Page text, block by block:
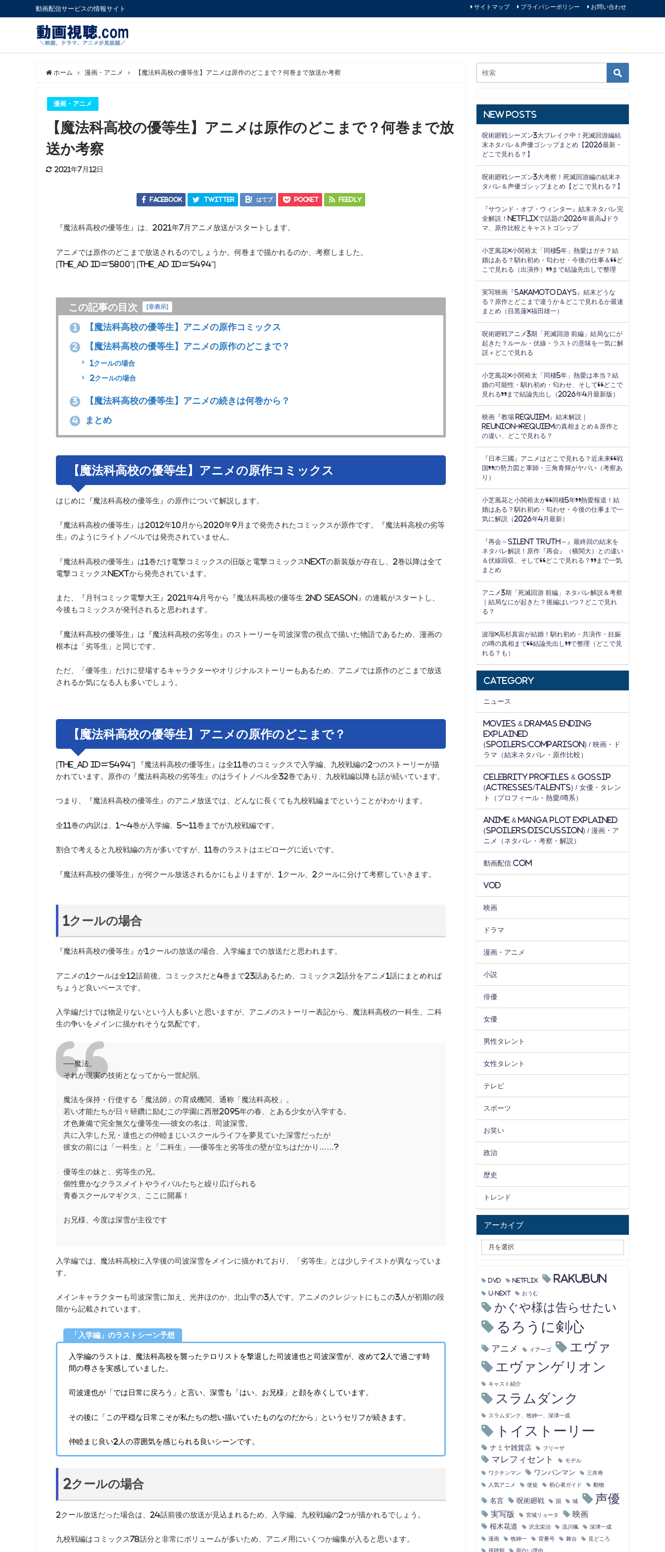
動画配信サービスの情報サイト サイトマップ プライバシーポリシー お問い合わせ
ホーム 漫画・アニメ 【魔法科高校の優等生】アニメは原作のどこまで？何巻まで放送か考察
漫画・アニメ
【魔法科高校の優等生】アニメは原作のどこまで？何巻まで放
送か考察
2021年7月12日
Facebook Twitter はてブ Pocket Feedly
『魔法科高校の優等生』は、2021年7月アニメ放送がスタートします。
アニメでは原作のどこまで放送されるのでしょうか。何巻まで描かれるのか、考察しました。
[the_ad id="5800"] [the_ad id="5494"]
この記事の目次 [非表示]
1 【魔法科高校の優等生】アニメの原作コミックス
2 【魔法科高校の優等生】アニメの原作のどこまで？
1クールの場合
2クールの場合
3 【魔法科高校の優等生】アニメの続きは何巻から？
4 まとめ
【魔法科高校の優等生】アニメの原作コミックス
はじめに『魔法科高校の優等生』の原作について解説します。
『魔法科高校の優等生』は2012年10月から2020年9月まで発売されたコミックスが原作です。『魔法科高校の劣等
生』のようにライトノベルでは発売されていません。
『魔法科高校の優等生』は1巻だけ電撃コミックスの旧版と電撃コミックスNEXTの新装版が存在し、2巻以降は全て
電撃コミックスNEXTから発売されています。
また、『月刊コミック電撃大王』2021年4月号から『魔法科高校の優等生 2nd Season』の連載がスタートし、
今後もコミックスが発刊されると思われます。
『魔法科高校の優等生』は『魔法科高校の劣等生』のストーリーを司波深雪の視点で描いた物語であるため、漫画の
根本は「劣等生」と同じです。
ただ、「優等生」だけに登場するキャラクターやオリジナルストーリーもあるため、アニメでは原作のどこまで放送
されるか気になる人も多いでしょう。
【魔法科高校の優等生】アニメの原作のどこまで？
[the_ad id="5494"] 『魔法科高校の優等生』は全11巻のコミックスで入学編、九校戦編の2つのストーリーが描
かれています。原作の『魔法科高校の劣等生』のはライトノベル全32巻であり、九校戦編以降も話が続いています。
つまり、『魔法科高校の優等生』のアニメ放送では、どんなに長くても九校戦編までということがわかります。
全11巻の内訳は、1〜4巻が入学編、5〜11巻までが九校戦編です。
割合で考えると九校戦編の方が多いですが、11巻のラストはエピローグに近いです。
『魔法科高校の優等生』が何クール放送されるかにもよりますが、1クール、2クールに分けて考察していきます。
1クールの場合
『魔法科高校の優等生』が1クールの放送の場合、入学編までの放送だと思われます。
アニメの1クールは全12話前後。コミックスだと4巻まで23話あるため、コミックス2話分をアニメ1話にまとめれば
ちょうど良いペースです。
入学編だけでは物足りないという人も多いと思いますが、アニメのストーリー表記から、魔法科高校の一科生、二科
生の争いをメインに描かれそうな気配です。
──魔法。
それが現実の技術となってから一世紀弱。
魔法を保持・行使する「魔法師」の育成機関、通称「魔法科高校」。
若い才能たちが日々研鑽に励むこの学園に西暦2095年の春、とある少女が入学する。
才色兼備で完全無欠な優等生──彼女の名は、司波深雪。
共に入学した兄・達也との仲睦まじいスクールライフを夢見ていた深雪だったが
彼女の前には「一科生」と「二科生」──優等生と劣等生の壁が立ちはだかり……?
優等生の妹と、劣等生の兄。
個性豊かなクラスメイトやライバルたちと繰り広げられる
青春スクールマギクス、ここに開幕！
お兄様、今度は深雪が主役です
入学編では、魔法科高校に入学後の司波深雪をメインに描かれており、「劣等生」とは少しテイストが異なっていま
す。
メインキャラクターも司波深雪に加え、光井ほのか、北山雫の3人です。アニメのクレジットにもこの3人が初期の段
階から記載されています。
「入学編」のラストシーン予想
入学編のラストは、魔法科高校を襲ったテロリストを撃退した司波達也と司波深雪が、改めて2人で過ごす時
間の尊さを実感していました。
司波達也が「では日常に戻ろう」と言い、深雪も「はい、お兄様」と顔を赤くしています。
その後に「この平穏な日常こそが私たちの想い描いていたものなのだから」というセリフが続きます。
仲睦まじ良い2人の雰囲気を感じられる良いシーンです。
2クールの場合
2クール放送だった場合は、24話前後の放送が見込まれるため、入学編、九校戦編の2つが描かれるでしょう。
九校戦編はコミックス78話分と非常にボリュームが多いため、アニメ用にいくつか編集が入ると思います。
New Posts
呪術廻戦シーズン3大ブレイク中！死滅回游編結
末ネタバレ＆声優ゴシップまとめ【2026最新・
どこで見れる？】
呪術廻戦シーズン3大考察！死滅回游編の結末ネ
タバレ＆声優ゴシップまとめ【どこで見れる？】
『サウンド・オブ・ウィンター』結末ネタバレ完
全解説！Netflixで話題の2026年最高Jドラ
マ、原作比較とキャストゴシップ
小芝風花×小関裕太「同棲5年」熱愛はガチ？結
婚はある？馴れ初め・匂わせ・今後の仕事＆“ど
こで見れる（出演作）”まで結論先出しで整理
実写映画『SAKAMOTO DAYS』結末どうな
る？原作とどこまで違うか＆どこで見れるか最速
まとめ（目黒蓮×福田雄一）
呪術廻戦アニメ3期「死滅回游 前編」結局なにが
起きた？ルール・伏線・ラストの意味を一気に解
説＋どこで見れる
小芝風花×小関裕太「同棲5年」熱愛は本当？結
婚の可能性・馴れ初め・匂わせ、そして“どこで
見れる”まで結論先出し（2026年4月最新版）
映画『教場 Requiem』結末解説｜
Reunion→Requiemの真相まとめ＆原作と
の違い、どこで見れる？
『日本三國』アニメはどこで見れる？近未来“戦
国”の勢力図と軍師・三角青輝がヤバい（考察あ
り）
小芝風花と小関裕太が“同棲5年”熱愛報道！結
婚はある？馴れ初め・匂わせ・今後の仕事まで一
気に解説（2026年4月最新）
『再会～Silent Truth～』最終回の結末を
ネタバレ解説！原作『再会』（横関大）との違い
＆伏線回収、そして“どこで見れる？”まで一気
まとめ
アニメ3期「死滅回游 前編」ネタバレ解説＆考察
｜結局なにが起きた？後編はいつ？どこで見れ
る？
波瑠×高杉真宙が結婚！馴れ初め・共演作・妊娠
の噂の真相まで“結論先出し”で整理（どこで見
れる？も）
Category
ニュース
Movies & Dramas Ending
Explained
(Spoilers/Comparison) / 映画・ド
ラマ（結末ネタバレ・原作比較）
Celebrity Profiles & Gossip
(Actresses/Talents) / 女優・タレン
ト（プロフィール・熱愛/噂系）
Anime & Manga Plot Explained
(Spoilers/Discussion) / 漫画・ア
ニメ（ネタバレ・考察・解説）
動画配信.com
VOD
映画
ドラマ
漫画・アニメ
小説
俳優
女優
男性タレント
女性タレント
テレビ
スポーツ
お笑い
政治
歴史
トレンド
アーカイブ
DVD Netflix RAKUBUN
U-NEXT おうむ
かぐや様は告らせたい
るろうに剣心
アニメ イアーゴ
エヴァ
エヴァンゲリオン
キャスト紹介
スラムダンク
スラムダンク、牧紳一、深津一成
トイストーリー
ナミヤ雑貨店 フリーザ
マレフィセント モデル
ワクチンマン ワンパンマン 三井寿
人気アニメ 使徒 初心者ガイド 動物
名言 呪術廻戦 国 城 声優
実写版 宮城リョータ 映画
桜木花道 沢北栄治 流川楓 深津一成
漫画 牧紳一 背番号 舞台 見どころ